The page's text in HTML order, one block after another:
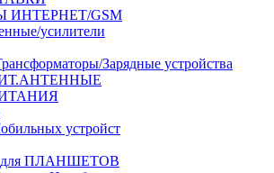
ИНТЕРНЕТ/GSM
усилители
Зарядные устройства
устройст
ПЛАНШЕТОВ